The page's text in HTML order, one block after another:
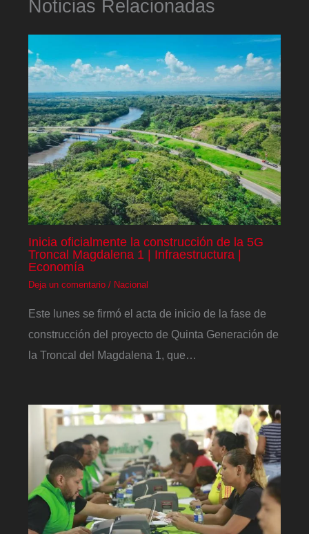
Noticias Relacionadas
Inicia oficialmente la construcción de la 5G
Troncal Magdalena 1 | Infraestructura |
Economía
Deja un comentario / Nacional
Este lunes se firmó el acta de inicio de la fase de
construcción del proyecto de Quinta Generación de
la Troncal del Magdalena 1, que…